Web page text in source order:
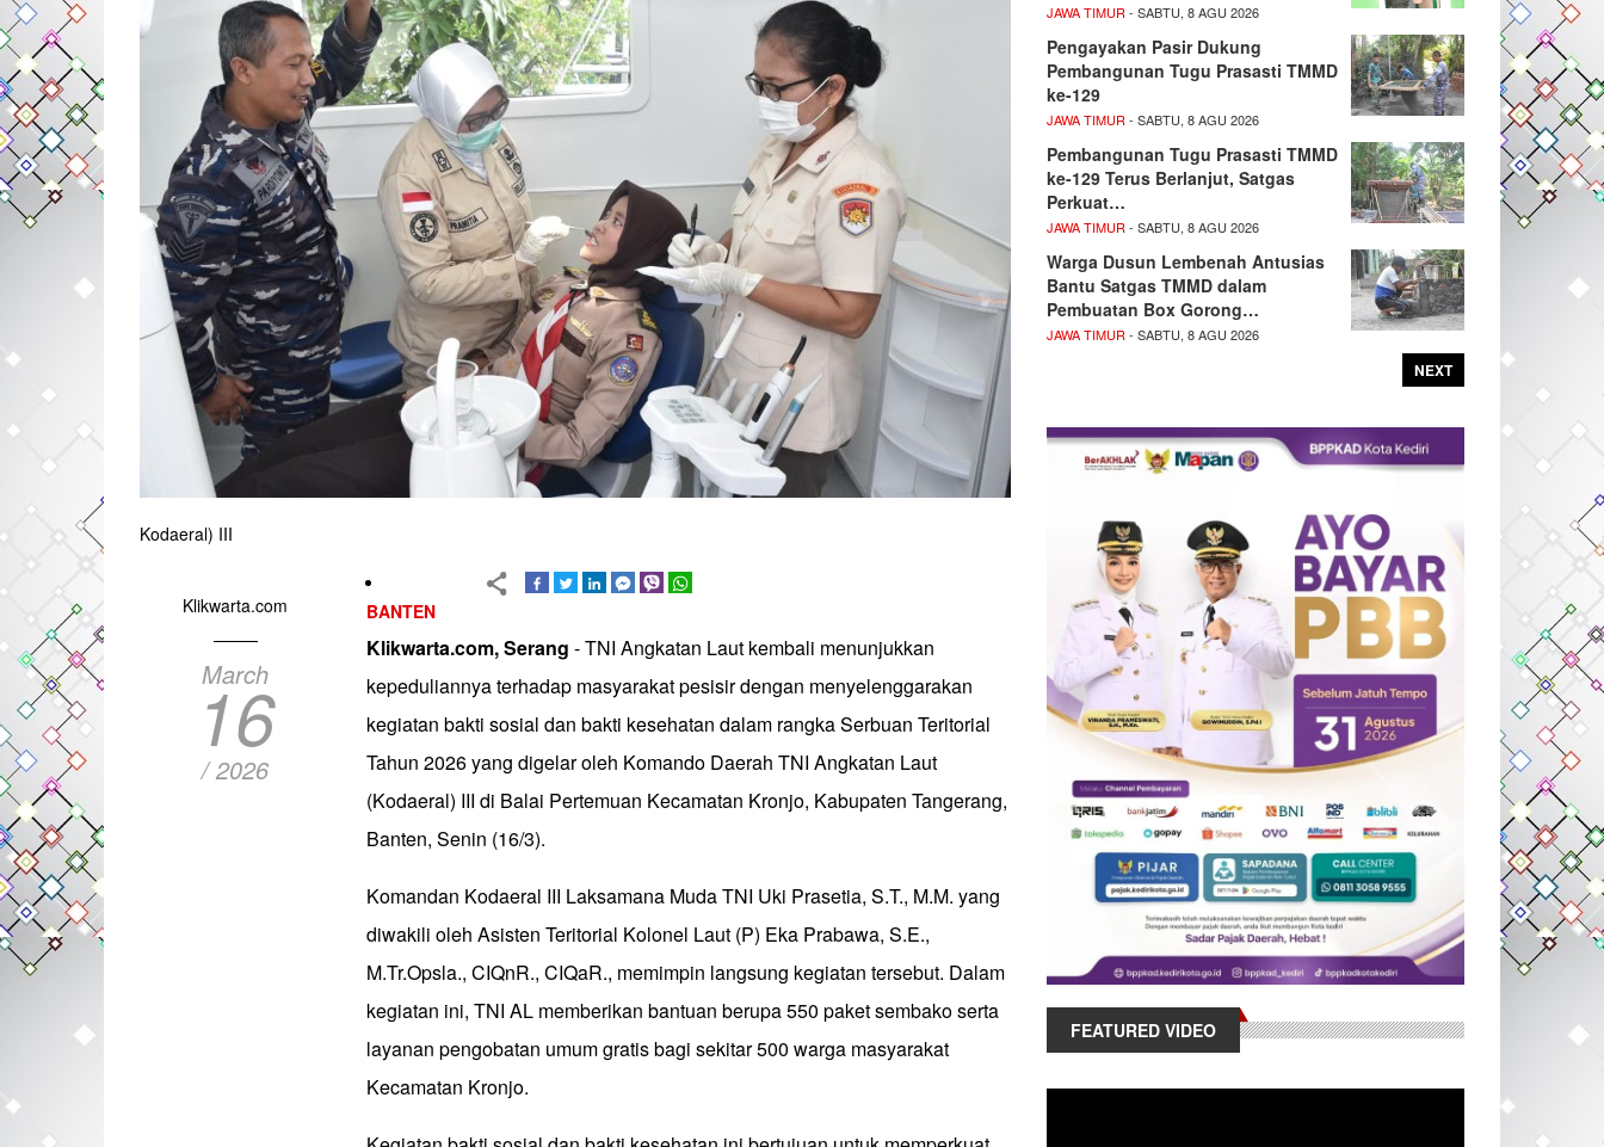
Kodaeral) III
Klikwarta.com
March
16
/ 2026
BANTEN
Klikwarta.com, Serang - TNI Angkatan Laut kembali menunjukkan
kepeduliannya terhadap masyarakat pesisir dengan menyelenggarakan
kegiatan bakti sosial dan bakti kesehatan dalam rangka Serbuan Teritorial
Tahun 2026 yang digelar oleh Komando Daerah TNI Angkatan Laut
(Kodaeral) III di Balai Pertemuan Kecamatan Kronjo, Kabupaten Tangerang,
Banten, Senin (16/3).
Komandan Kodaeral III Laksamana Muda TNI Uki Prasetia, S.T., M.M. yang
diwakili oleh Asisten Teritorial Kolonel Laut (P) Eka Prabawa, S.E.,
M.Tr.Opsla., CIQnR., CIQaR., memimpin langsung kegiatan tersebut. Dalam
kegiatan ini, TNI AL memberikan bantuan berupa 550 paket sembako serta
layanan pengobatan umum gratis bagi sekitar 500 warga masyarakat
Kecamatan Kronjo.
JAWA TIMUR - SABTU, 8 AGU 2026
Pengayakan Pasir Dukung
Pembangunan Tugu Prasasti TMMD
ke-129
JAWA TIMUR - SABTU, 8 AGU 2026
Pembangunan Tugu Prasasti TMMD
ke-129 Terus Berlanjut, Satgas
Perkuat…
JAWA TIMUR - SABTU, 8 AGU 2026
Warga Dusun Lembenah Antusias
Bantu Satgas TMMD dalam
Pembuatan Box Gorong…
JAWA TIMUR - SABTU, 8 AGU 2026
NEXT
FEATURED VIDEO